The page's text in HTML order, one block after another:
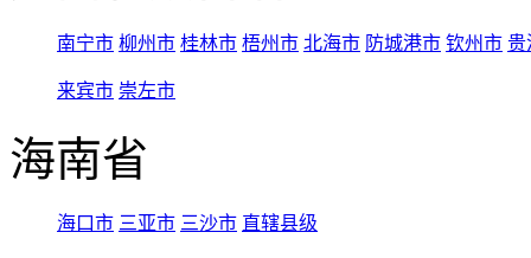
南宁市 柳州市 桂林市 梧州市 北海市 防城港市 钦州市 贵
来宾市 崇左市
海南省
海口市 三亚市 三沙市 直辖县级